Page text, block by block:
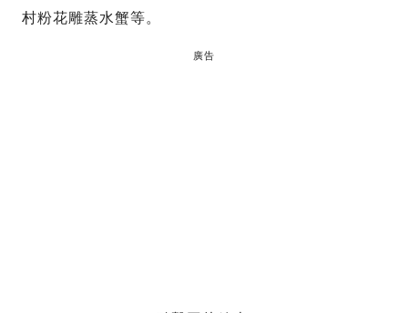
村粉花雕蒸水蟹等。
廣告